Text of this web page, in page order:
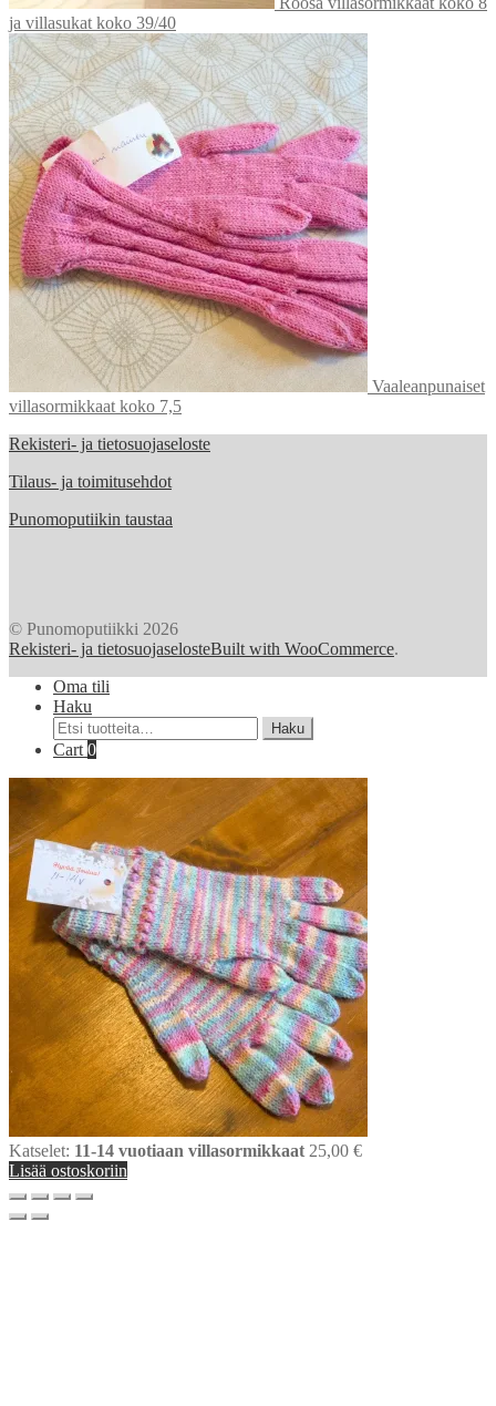
ja villasukat koko 39/40
Vaaleanpunaiset
villasormikkaat koko 7,5
Rekisteri- ja tietosuojaseloste
Tilaus- ja toimitusehdot
Punomoputiikin taustaa
© Punomoputiikki 2026
Rekisteri- ja tietosuojaselosteBuilt with WooCommerce.
Oma tili
Haku
Etsi:
Haku
Cart 0
Katselet: 11-14 vuotiaan villasormikkaat 25,00 €
Lisää ostoskoriin